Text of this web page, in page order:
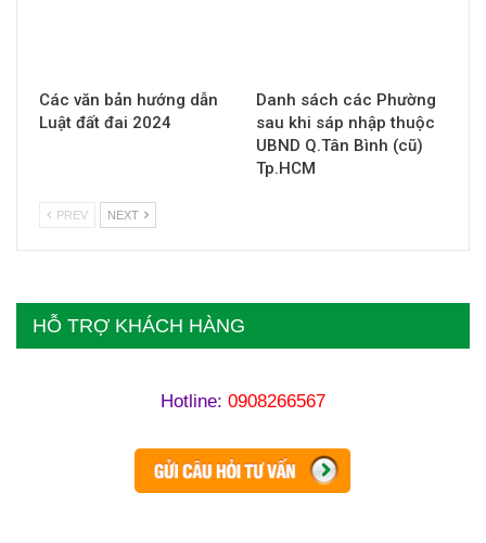
Các văn bản hướng dẫn
Luật đất đai 2024
Danh sách các Phường
sau khi sáp nhập thuộc
UBND Q.Tân Bình (cũ)
Tp.HCM
PREV NEXT
HỖ TRỢ KHÁCH HÀNG
Hotline: 0908266567